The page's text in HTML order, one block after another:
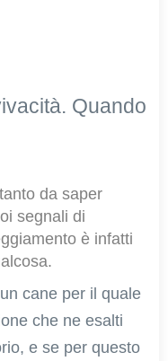
Quando
da saper
segnali di
è infatti
cane per il quale
che ne esalti
e se per questo